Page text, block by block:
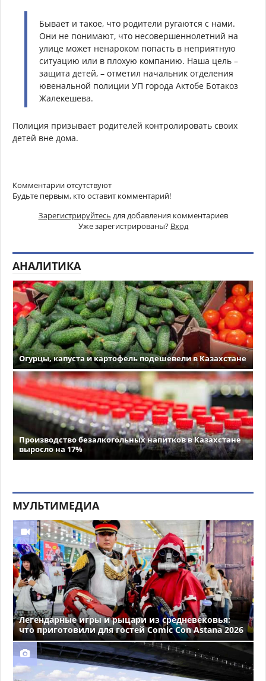
Бывает и такое, что родители ругаются с нами.
Они не понимают, что несовершеннолетний на
улице может ненароком попасть в неприятную
ситуацию или в плохую компанию. Наша цель –
защита детей, – отметил начальник отделения
ювенальной полиции УП города Актобе Ботакоз
Жалекешева.
Полиция призывает родителей контролировать своих
детей вне дома.
Комментарии отсутствуют
Будьте первым, кто оставит комментарий!
Зарегистрируйтесь для добавления комментариев
Уже зарегистрированы? Вход
АНАЛИТИКА
Огурцы, капуста и картофель подешевели в Казахстане
Производство безалкогольных напитков в Казахстане
выросло на 17%
МУЛЬТИМЕДИА
Легендарные игры и рыцари из средневековья:
что приготовили для гостей Comic Con Astana 2026